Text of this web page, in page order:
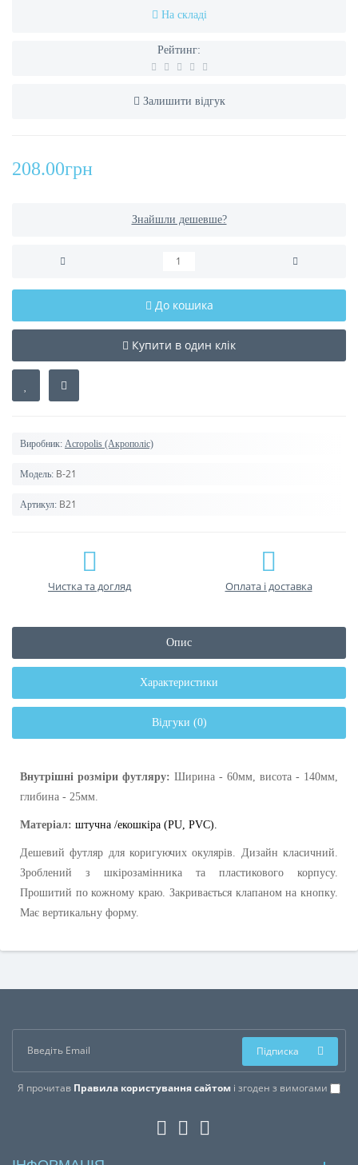
На складі
Рейтинг:
Залишити відгук
208.00грн
Знайшли дешевше?
До кошика
Купити в один клік
Виробник: Acropolis (Акрополіс)
Модель: В-21
Артикул: В21
Чистка та догляд Оплата і доставка
Опис
Характеристики
Відгуки (0)
Внутрішні розміри футляру: Ширина - 60мм, висота - 140мм,
глибина - 25мм.
Матеріал: штучна /екошкіра (PU, PVC).
Дешевий футляр для коригуючих окулярів. Дизайн класичний.
Зроблений з шкірозамінника та пластикового корпусу.
Прошитий по кожному краю. Закривається клапаном на кнопку.
Має вертикальну форму.
Я прочитав Правила користування сайтом і згоден з вимогами
Підписка